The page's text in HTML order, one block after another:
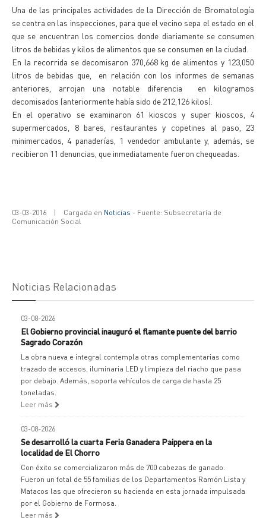
Una de las principales actividades de la Dirección de Bromatología
se centra en las inspecciones, para que el vecino sepa el estado en el
que se encuentran los comercios donde diariamente se consumen
litros de bebidas y kilos de alimentos que se consumen en la ciudad.
En la recorrida se decomisaron 370,668 kg de alimentos y 123,050
litros de bebidas que, en relación con los informes de semanas
anteriores, arrojan una notable diferencia en kilogramos
decomisados (anteriormente había sido de 212,126 kilos).
En el operativo se examinaron 61 kioscos y super kioscos, 4
supermercados, 8 bares, restaurantes y copetines al paso, 23
minimercados, 4 panaderías, 1 vendedor ambulante y, además, se
recibieron 11 denuncias, que inmediatamente fueron chequeadas.
03-03-2016 | Cargada en Noticias - Fuente: Subsecretaría de
Comunicación Social
Noticias Relacionadas
03-08-2026
El Gobierno provincial inauguró el flamante puente del barrio
Sagrado Corazón
La obra nueva e integral contempla otras complementarias como
trazado de accesos, iluminaria LED y limpieza del riacho que pasa
por debajo. Además, soporta vehículos de carga de hasta 25
toneladas.
Leer más
03-08-2026
Se desarrolló la cuarta Feria Ganadera Paippera en la
localidad de El Chorro
Con éxito se comercializaron más de 700 cabezas de ganado.
Fueron un total de 55 familias de los Departamentos Ramón Lista y
Matacos las que ofrecieron su hacienda en esta jornada impulsada
por el Gobierno de Formosa.
Leer más